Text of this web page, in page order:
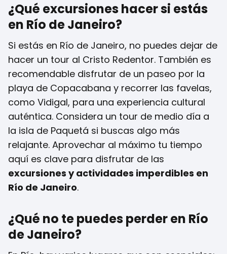
¿Qué excursiones hacer si estás
en Río de Janeiro?
Si estás en Río de Janeiro, no puedes dejar de
hacer un tour al Cristo Redentor. También es
recomendable disfrutar de un paseo por la
playa de Copacabana y recorrer las favelas,
como Vidigal, para una experiencia cultural
auténtica. Considera un tour de medio día a
la isla de Paquetá si buscas algo más
relajante. Aprovechar al máximo tu tiempo
aquí es clave para disfrutar de las
excursiones y actividades imperdibles en
Río de Janeiro.
¿Qué no te puedes perder en Río
de Janeiro?